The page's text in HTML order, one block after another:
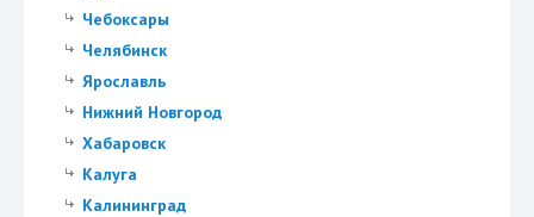
Чебоксары
Челябинск
Ярославль
Нижний Новгород
Хабаровск
Калуга
Калининград